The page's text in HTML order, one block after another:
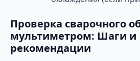
Проверка сварочного
мультиметром: Шаги и
рекомендации